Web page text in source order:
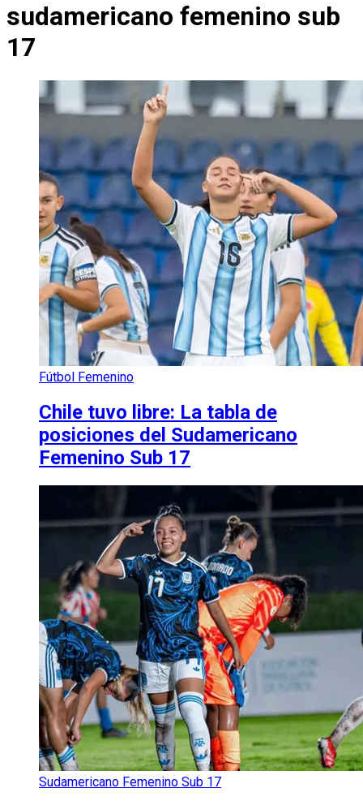
sudamericano femenino sub
17
Fútbol Femenino
Chile tuvo libre: La tabla de
posiciones del Sudamericano
Femenino Sub 17
Sudamericano Femenino Sub 17